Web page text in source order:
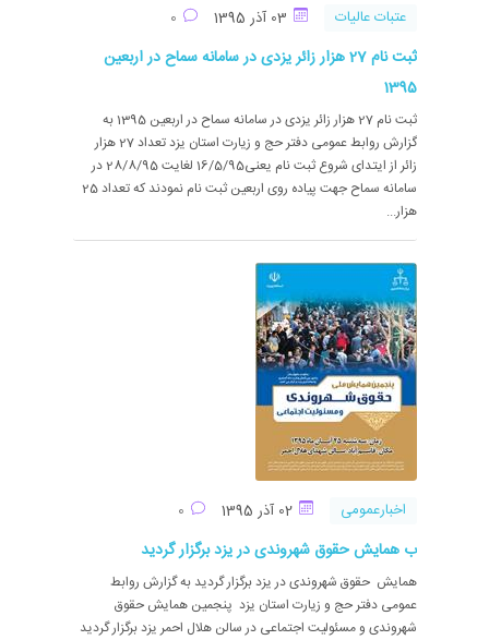
عتبات عالیات
ثبت نام 27 هزار زائر یزدی در سامانه سماح در اربعین
1395
ثبت نام 27 هزار زائر یزدی در سامانه سماح در اربعین 1395 به
گزارش روابط عمومی دفتر حج و زیارت استان یزد تعداد 27 هزار
زائر از ایتدای شروع ثبت نام یعنی16/5/95 لغایت 28/8/95 در
سامانه سماح جهت پیاده روی اربعین ثبت نام نمودند که تعداد 25
هزار...
اخبارعمومی 02 آذر 1395
ب همایش حقوق شهروندی در یزد برگزار گردید
همایش حقوق شهروندی در یزد برگزار گردید به گزارش روابط
عمومی دفتر حج و زیارت استان یزد پنجمین همایش حقوق
شهروندی و مسئولیت اجتماعی در سالن هلال احمر یزد برگزار گردید